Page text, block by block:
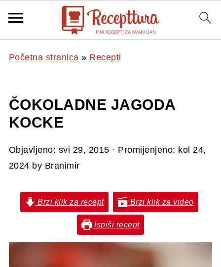
Početna stranica » Recepti
ČOKOLADNE JAGODA
KOCKE
Objavljeno: svi 29, 2015 · Promijenjeno: kol 24,
2024 by Branimir
Brzi klik za recept Brzi klik za video
Ispiši recept